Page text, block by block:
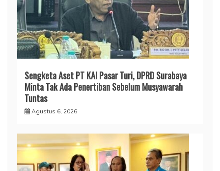
Sengketa Aset PT KAI Pasar Turi, DPRD Surabaya
Minta Tak Ada Penertiban Sebelum Musyawarah
Tuntas
Agustus 6, 2026